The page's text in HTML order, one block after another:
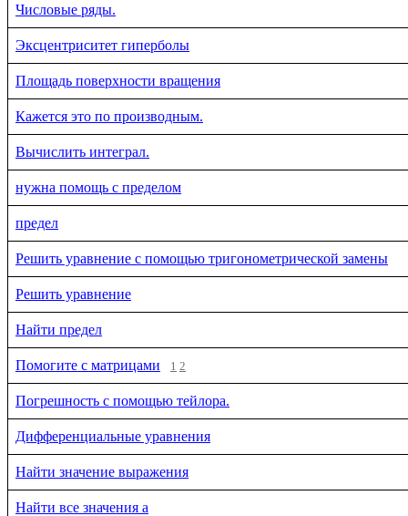
Числовые ряды.
Эксцентриситет гиперболы
Площадь поверхности вращения
Кажется это по производным.
Вычислить интеграл.
нужна помощь с пределом
предел
Решить уравнение с помощью тригонометрической замены
Решить уравнение
Найти предел
Помогите с матрицами 1 2
Погрешность с помощью тейлора.
Дифференциальные уравнения
Найти значение выражения
Найти все значения a